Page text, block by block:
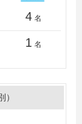
4 名
1 名